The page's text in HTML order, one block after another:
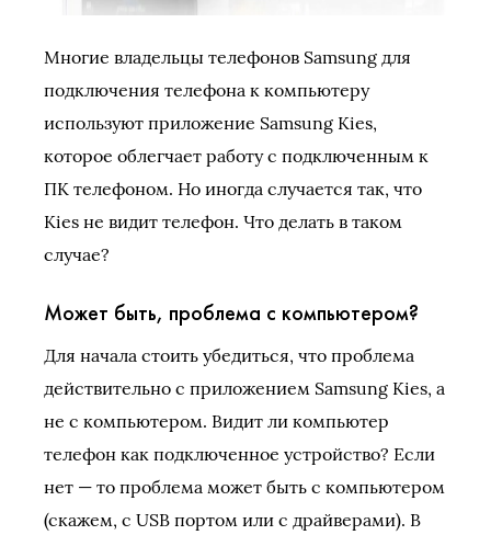
Многие владельцы телефонов Samsung для
подключения телефона к компьютеру
используют приложение Samsung Kies,
которое облегчает работу с подключенным к
ПК телефоном. Но иногда случается так, что
Kies не видит телефон. Что делать в таком
случае?
Может быть, проблема с компьютером?
Для начала стоить убедиться, что проблема
действительно с приложением Samsung Kies, а
не с компьютером. Видит ли компьютер
телефон как подключенное устройство? Если
нет — то проблема может быть с компьютером
(скажем, с USB портом или с драйверами). В